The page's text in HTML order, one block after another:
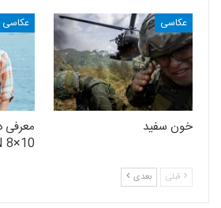
عکاسی
خون سفید
عکاسی
8×10
قبلی بعدی